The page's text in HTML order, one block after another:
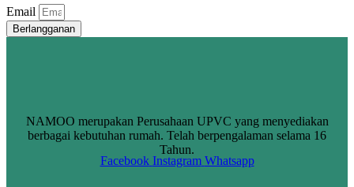
Email
Berlangganan
NAMOO merupakan Perusahaan UPVC yang menyediakan
berbagai kebutuhan rumah. Telah berpengalaman selama 16
Tahun.
Facebook Instagram Whatsapp